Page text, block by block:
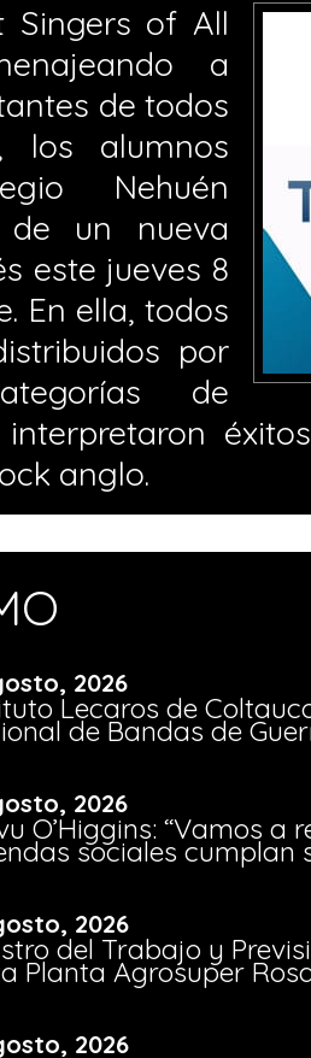
Singers of All
a
de todos
los alumnos
Nehuén
de un nueva
este jueves 8
En ella, todos
por
de
interpretaron
anglo.
2026
Lecaros de
de Bandas de
2026
O’Higgins: “Vamos a
sociales cumplan
2026
del Trabajo y
Planta Agrosuper
2026